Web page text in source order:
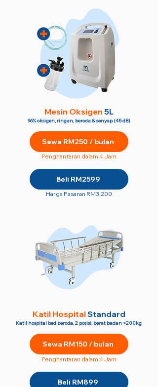
Mesin Oksigen 5L
96% oksigen, ringan, beroda & senyap (45 dB)
Sewa RM250 / bulan
Penghantaran dalam 4 Jam
Beli RM2599
Harga Pasaran RM3,200
Katil HospitalStandard
Katil hospital bed beroda, 2 posisi, berat badan <200kg
Sewa RM150 / bulan
Penghantaran dalam 4 Jam
Beli RM899